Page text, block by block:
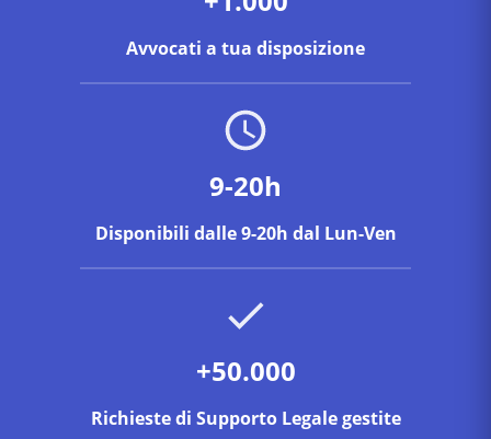
Avvocati a tua disposizione
9-20h
Disponibili dalle 9-20h dal Lun-Ven
+50.000
Richieste di Supporto Legale gestite